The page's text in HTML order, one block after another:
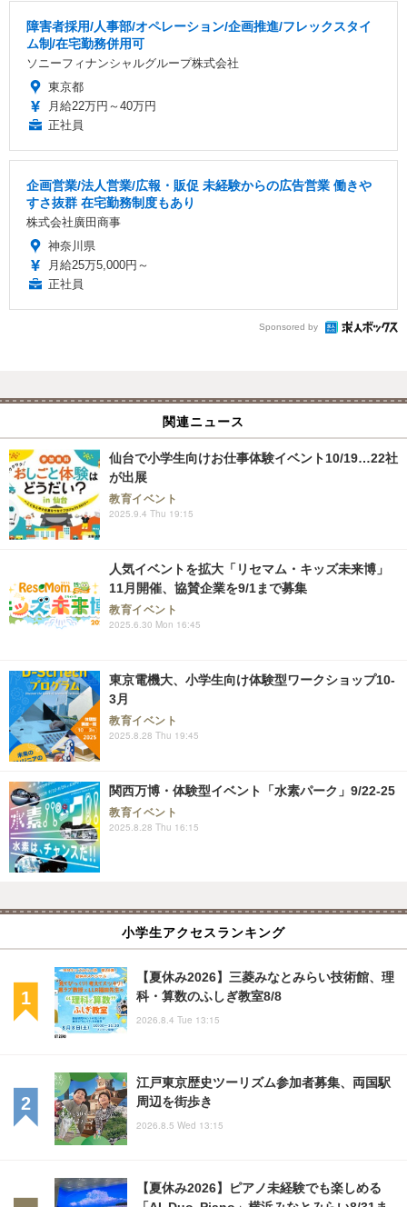
障害者採用/人事部/オペレーション/企画推進/フレックスタイ
ム制/在宅勤務併用可
ソニーフィナンシャルグループ株式会社
東京都
月給22万円～40万円
正社員
企画営業/法人営業/広報・販促 未経験からの広告営業 働きや
すさ抜群 在宅勤務制度もあり
株式会社廣田商事
神奈川県
月給25万5,000円～
正社員
Sponsored by
関連ニュース
仙台で小学生向けお仕事体験イベント10/19…22社
が出展
教育イベント
2025.9.4 Thu 19:15
人気イベントを拡大「リセマム・キッズ未来博」
11月開催、協賛企業を9/1まで募集
教育イベント
2025.6.30 Mon 16:45
東京電機大、小学生向け体験型ワークショップ10-
3月
教育イベント
2025.8.28 Thu 19:45
関西万博・体験型イベント「水素パーク」9/22-25
教育イベント
2025.8.28 Thu 16:15
小学生アクセスランキング
【夏休み2026】三菱みなとみらい技術館、理
科・算数のふしぎ教室8/8
2026.8.4 Tue 13:15
江戸東京歴史ツーリズム参加者募集、両国駅
周辺を街歩き
2026.8.5 Wed 13:15
【夏休み2026】ピアノ未経験でも楽しめる